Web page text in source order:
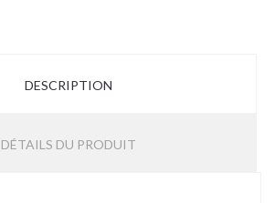
DESCRIPTION
DÉTAILS DU PRODUIT